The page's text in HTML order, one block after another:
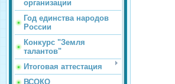
организации
Год единства народов
России
Конкурс "Земля
талантов"
Итоговая аттестация
ВСОКО